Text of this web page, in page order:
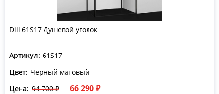
Dill 61S17 Душевой уголок
Артикул: 61S17
Цвет: Черный матовый
Цена: 94 700 ₽ 66 290 ₽